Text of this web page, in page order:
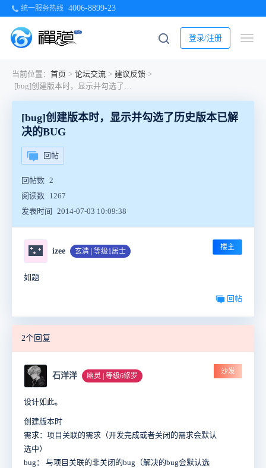
统一服务热线 4006-8899-23
登录/注册
当前位置： 首页 > 论坛交流 > 建议反馈 >
[bug]创建版本时，显示并勾选了历史版本已解决的BUG
[bug]创建版本时，显示并勾选了历史版本已解
决的BUG
回帖
回帖数 2
阅读数 1267
发表时间
2014-07-03 10:09:38
🌃 izee 玄清 | 等级1居士 楼主
如题
回帖
2个回复
石洋洋 幽灵 | 等级6修罗
沙发
设计如此。
创建版本时
需求：项目关联的需求（开发完成或者关闭的需求会默认
选中）
bug： 与项目关联的非关闭的bug（解决的bug会默认选